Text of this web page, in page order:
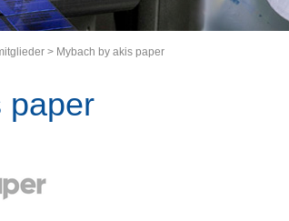
> Mybach by akis paper
paper